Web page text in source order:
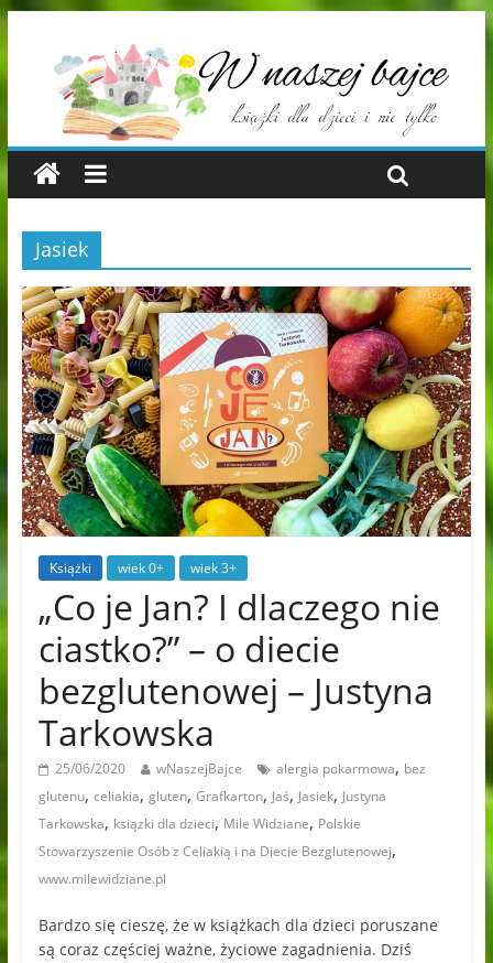
Jasiek
Książki wiek 0+ wiek 3+
„Co je Jan? I dlaczego nie
ciastko?” – o diecie
bezglutenowej – Justyna
Tarkowska
25/06/2020 wNaszejBajce alergia pokarmowa, bez
glutenu, celiakia, gluten, Grafkarton, Jaś, Jasiek, Justyna
Tarkowska, ksiązki dla dzieci, Mile Widziane, Polskie
Stowarzyszenie Osób z Celiakią i na Diecie Bezglutenowej,
www.milewidziane.pl
Bardzo się cieszę, że w książkach dla dzieci poruszane
są coraz częściej ważne, życiowe zagadnienia. Dziś